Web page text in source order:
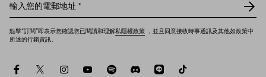
輸入您的電郵地址 *
點擊“訂閱”即表示您確認您已閱讀和理解私隱權政策 ，並且同意接收時事通訊及其他如政策中
所述的行銷資訊。
facebooktwitterinstagramyoutubespotifydiscord
line